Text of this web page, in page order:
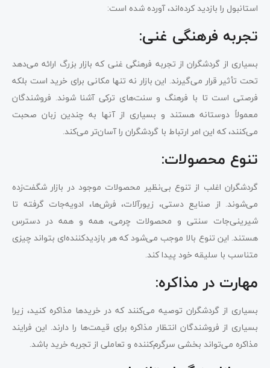
استانبول را بازدید کرده‌اند، آورده شده است:
تجربه فرهنگی غنی:
بسیاری از گردشگران از تجربه فرهنگی غنی که بازار بزرگ ارائه می‌دهد
تحت تأثیر قرار می‌گیرند. این بازار نه تنها مکانی برای خرید است بلکه
فرصتی است تا با فرهنگ و سنت‌های ترکی آشنا شوند. فروشندگان
معمولاً دوستانه هستند و بسیاری از آنها به چندین زبان صحبت
می‌کنند، که این امر ارتباط با گردشگران را آسان‌تر می‌کند.
تنوع محصولات:
گردشگران اغلب از تنوع بی‌نظیر محصولات موجود در بازار شگفت‌زده
می‌شوند. از صنایع دستی، زیورآلات، فرش‌ها، ادویه‌جات گرفته تا
شیرینی‌جات سنتی و محصولات چرمی، همه و همه در دسترس
هستند. این تنوع بالا موجب می‌شود که هر بازدیدکننده‌ای بتواند چیزی
متناسب با سلیقه خود پیدا کند.
مهارت در مذاکره:
بسیاری از گردشگران توصیه می‌کنند که در خریدها مذاکره کنید، زیرا
بسیاری از فروشندگان انتظار مذاکره برای قیمت‌ها را دارند. این فرایند
مذاکره می‌تواند بخشی سرگرم‌کننده و تعاملی از تجربه خرید باشد.